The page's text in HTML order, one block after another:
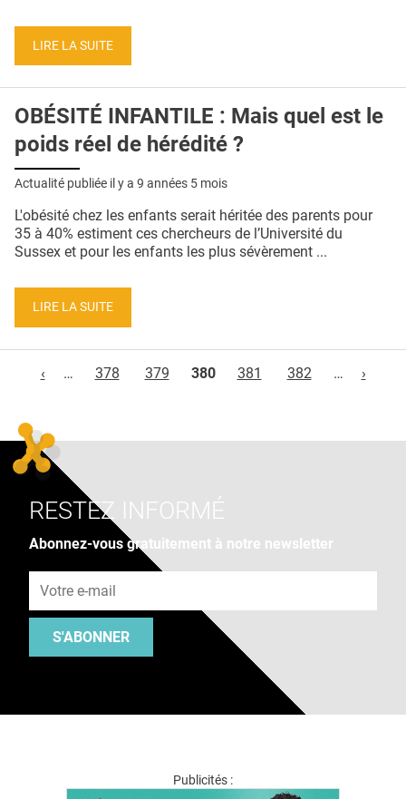
LIRE LA SUITE
OBÉSITÉ INFANTILE : Mais quel est le
poids réel de hérédité ?
Actualité publiée il y a 9 années 5 mois
L'obésité chez les enfants serait héritée des parents pour
35 à 40% estiment ces chercheurs de l’Université du
Sussex et pour les enfants les plus sévèrement ...
LIRE LA SUITE
‹
… 378 379 380 381 382 … ›
RESTEZ INFORMÉ
Abonnez-vous gratuitement à notre newsletter
S'ABONNER
Publicités :